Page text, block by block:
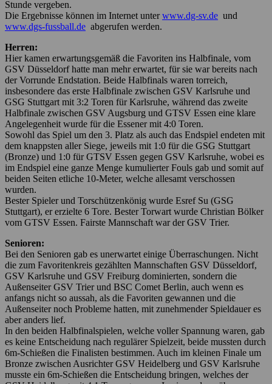
Stunde vergeben.
Die Ergebnisse können im Internet unterwww.dg-sv.de und
www.dgs-fussball.de abgerufen werden.
Herren:
Hier kamen erwartungsgemäß die Favoriten ins Halbfinale, vom
GSV Düsseldorf hatte man mehr erwartet, für sie war bereits nach
der Vorrunde Endstation. Beide Halbfinals waren torreich,
insbesondere das erste Halbfinale zwischen GSV Karlsruhe und
GSG Stuttgart mit 3:2 Toren für Karlsruhe, während das zweite
Halbfinale zwischen GSV Augsburg und GTSV Essen eine klare
Angelegenheit wurde für die Essener mit 4:0 Toren.
Sowohl das Spiel um den 3. Platz als auch das Endspiel endeten mit
dem knappsten aller Siege, jeweils mit 1:0 für die GSG Stuttgart
(Bronze) und 1:0 für GTSV Essen gegen GSV Karlsruhe, wobei es
im Endspiel eine ganze Menge kumulierter Fouls gab und somit auf
beiden Seiten etliche 10-Meter, welche allesamt verschossen
wurden.
Bester Spieler und Torschützenkönig wurde Esref Su (GSG
Stuttgart), er erzielte 6 Tore. Bester Torwart wurde Christian Bölker
vom GTSV Essen. Fairste Mannschaft war der GSV Trier.
Senioren:
Bei den Senioren gab es unerwartet einige Überraschungen. Nicht
die zum Favoritenkreis gezählten Mannschaften GSV Düsseldorf,
GSV Karlsruhe und GSV Freiburg dominierten, sondern die
Außenseiter GSV Trier und BSC Comet Berlin, auch wenn es
anfangs nicht so aussah, als die Favoriten gewannen und die
Außenseiter noch Probleme hatten, mit zunehmender Spieldauer es
aber anders lief.
In den beiden Halbfinalspielen, welche voller Spannung waren, gab
es keine Entscheidung nach regulärer Spielzeit, beide mussten durch
6m-Schießen die Finalisten bestimmen. Auch im kleinen Finale um
Bronze zwischen Ausrichter GSV Heidelberg und GSV Karlsruhe
musste ein 6m-Schießen die Entscheidung bringen, welches der